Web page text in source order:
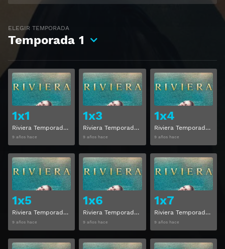
ELEGIR TEMPORADA
Temporada 1
1x1
Riviera Temporada 1 Capitulo 1
9 años hace
Ver
1x3
Riviera Temporada 1 Capitulo 3
9 años hace
Ver
1x4
Riviera Temporada 1 Capitulo 4
9 años hace
1x5
Riviera Temporada 1 Capitulo 5
9 años hace
Ver
1x6
Riviera Temporada 1 Capitulo 6
9 años hace
Ver
1x7
Riviera Temporada 1 Capitulo 7
9 años hace